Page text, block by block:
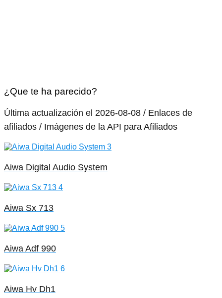
¿Que te ha parecido?
Última actualización el 2026-08-08 / Enlaces de
afiliados / Imágenes de la API para Afiliados
Aiwa Digital Audio System
Aiwa Sx 713
Aiwa Adf 990
Aiwa Hv Dh1